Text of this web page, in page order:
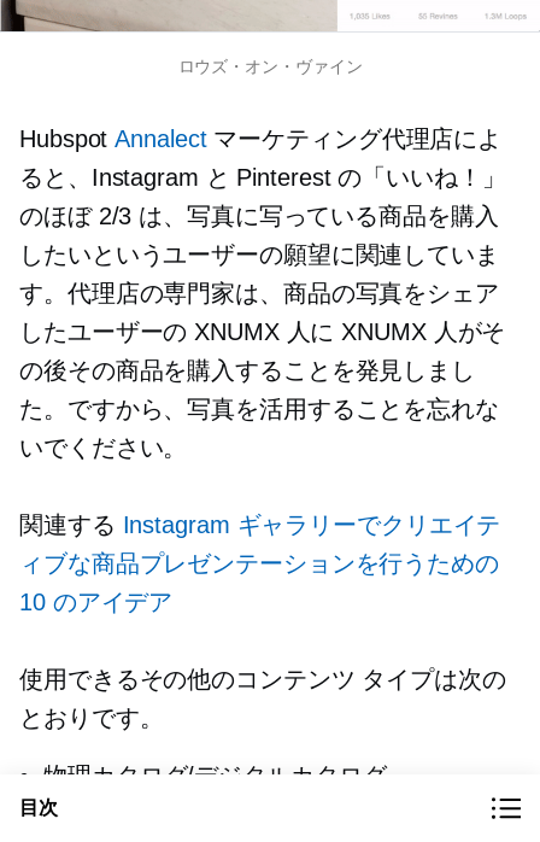
ロウズ・オン・ヴァイン
HubspotAnnalectマーケティング代理店によ
ると、Instagram と Pinterest の「いいね！」
のほぼ 2/3 は、写真に写っている商品を購入
したいというユーザーの願望に関連していま
す。代理店の専門家は、商品の写真をシェア
したユーザーの XNUMX 人に XNUMX 人がそ
の後その商品を購入することを発見しまし
た。ですから、写真を活用することを忘れな
いでください。
関連する Instagram ギャラリーでクリエイテ
ィブな商品プレゼンテーションを行うための
10 のアイデア
使用できるその他のコンテンツ タイプは次の
とおりです。
物理カタログ/デジタルカタログ
インフォグラフィック
目次